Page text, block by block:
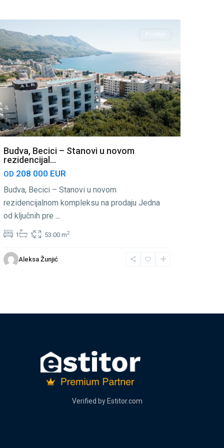
Prodaja
Budva, Becici – Stanovi u novom
rezidencijal...
OD 208 000 EUR
Budva, Becici – Stanovi u novom
rezidencijalnom kompleksu na prodaju Jedna
od ključnih pre ...
1 1 53.00 m2
Aleksa Žunjić
Verified by Estitor.com